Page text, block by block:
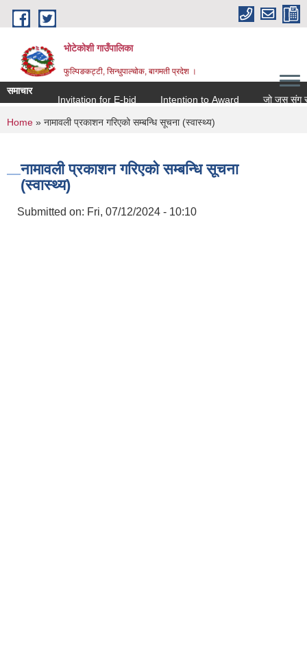
Skip to main content
भोटेकोशी गाउँपालिका
फुल्पिङकट्टी, सिन्धुपाल्चोक, बागमती प्रदेश ।
समाचार
Invitation for E-bid
Intention to Award जो जस संग
You are here
Home » नामावली प्रकाशन गरिएको सम्बन्धि सूचना (स्वास्थ्य)
नामावली प्रकाशन गरिएको सम्बन्धि सूचना
(स्वास्थ्य)
Submitted on: Fri, 07/12/2024 - 10:10